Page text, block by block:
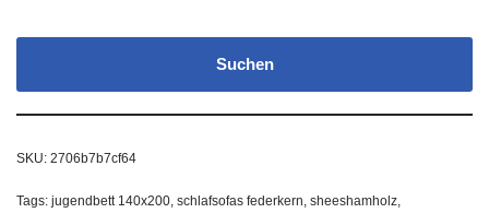
Suchen
SKU: 2706b7b7cf64
Tags: jugendbett 140x200, schlafsofas federkern, sheeshamholz,